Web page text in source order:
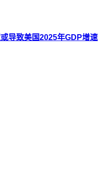
导致美国2025年GDP增速